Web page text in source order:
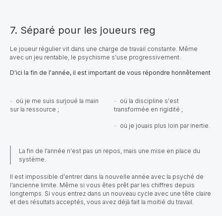
7. Séparé pour les joueurs reg
Le joueur régulier vit dans une charge de travail constante. Même
avec un jeu rentable, le psychisme s'use progressivement.
D'ici la fin de l'année, il est important de vous répondre honnêtement
où je me suis surjoué la main
sur la ressource ;
où la discipline s'est
transformée en rigidité ;
où je jouais plus loin par inertie.
La fin de l'année n'est pas un repos, mais une mise en place du
système.
Il est impossible d'entrer dans la nouvelle année avec la psyché de
l'ancienne limite. Même si vous êtes prêt par les chiffres depuis
longtemps. Si vous entrez dans un nouveau cycle avec une tête claire
et des résultats acceptés, vous avez déjà fait la moitié du travail.